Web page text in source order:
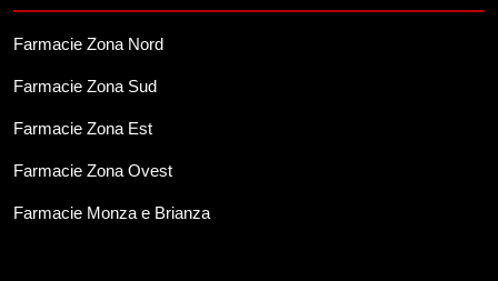
Farmacie Zona Nord
Farmacie Zona Sud
Farmacie Zona Est
Farmacie Zona Ovest
Farmacie Monza e Brianza